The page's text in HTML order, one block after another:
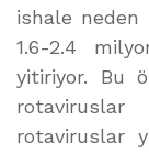
ishale neden
1.6-2.4
yitiriyor. Bu
rotaviruslar
rotaviruslar